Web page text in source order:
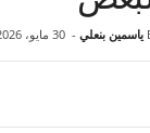
ياسمين بنعلي - 30 مايو، 2026